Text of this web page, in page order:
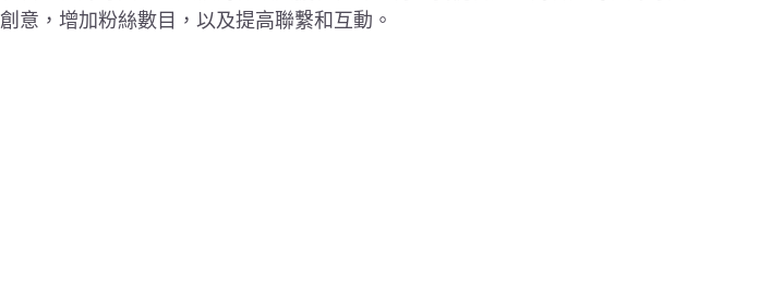
創意，增加粉絲數目，以及提高聯繫和互動。